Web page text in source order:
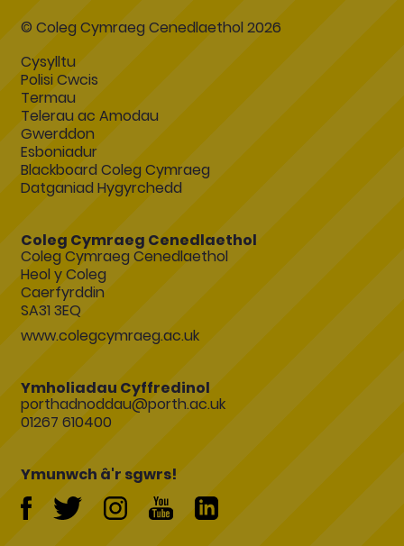
© Coleg Cymraeg Cenedlaethol 2026
Cysylltu
Polisi Cwcis
Termau
Telerau ac Amodau
Gwerddon
Esboniadur
Blackboard Coleg Cymraeg
Datganiad Hygyrchedd
Coleg Cymraeg Cenedlaethol
Coleg Cymraeg Cenedlaethol
Heol y Coleg
Caerfyrddin
SA31 3EQ
www.colegcymraeg.ac.uk
Ymholiadau Cyffredinol
porthadnoddau@porth.ac.uk
01267 610400
Ymunwch â'r sgwrs!